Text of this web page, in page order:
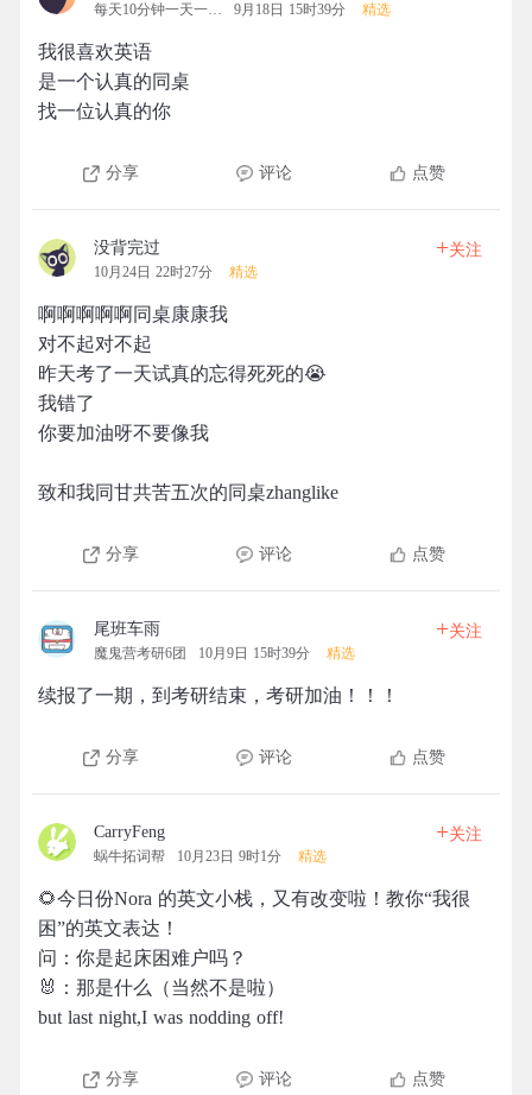
每天10分钟一天一清人 9月18日 15时39分 精选
我很喜欢英语
是一个认真的同桌
找一位认真的你
分享 评论 点赞
没背完过
10月24日 22时27分 精选
+关注
啊啊啊啊啊同桌康康我
对不起对不起
昨天考了一天试真的忘得死死的😭
我错了
你要加油呀不要像我
致和我同甘共苦五次的同桌zhanglike
分享 评论 点赞
尾班车雨
魔鬼营考研6团 10月9日 15时39分 精选
+关注
续报了一期，到考研结束，考研加油！！！
分享 评论 点赞
CarryFeng
蜗牛拓词帮 10月23日 9时1分 精选
+关注
🌻今日份Nora 的英文小栈，又有改变啦！教你“我很
困”的英文表达！
问：你是起床困难户吗？
🐰：那是什么（当然不是啦）
but last night,I was nodding off!
分享 评论 点赞